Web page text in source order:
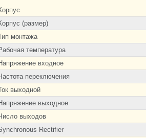
(размер)
монтажа
температура
входное
переключения
выходной
выходное
выходов
Rectifier